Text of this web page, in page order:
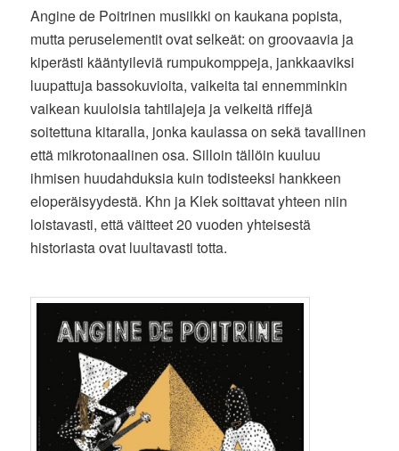
Angine de Poitrinen musiikki on kaukana popista,
mutta peruselementit ovat selkeät: on groovaavia ja
kiperästi kääntyileviä rumpukomppeja, jankkaaviksi
luupattuja bassokuvioita, vaikeita tai ennemminkin
vaikean kuuloisia tahtilajeja ja veikeitä riffejä
soitettuna kitaralla, jonka kaulassa on sekä tavallinen
että mikrotonaalinen osa. Silloin tällöin kuuluu
ihmisen huudahduksia kuin todisteeksi hankkeen
eloperäisyydestä. Khn ja Klek soittavat yhteen niin
loistavasti, että väitteet 20 vuoden yhteisestä
historiasta ovat luultavasti totta.